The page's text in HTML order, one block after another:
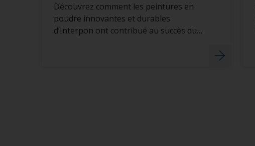
Découvrez comment les peintures en
poudre innovantes et durables
d’Interpon ont contribué au succès du